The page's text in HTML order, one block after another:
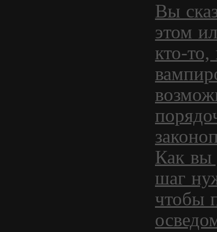
Вы
этом
кто-то,
Как вы
шаг
чтобы